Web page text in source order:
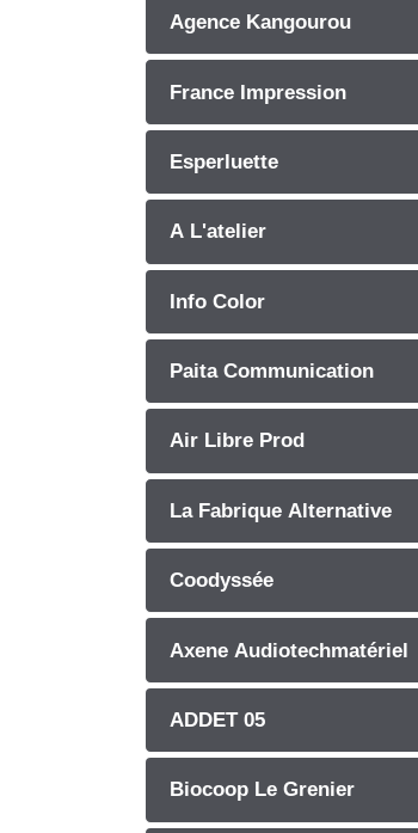
Agence Kangourou
France Impression
Esperluette
A L'atelier
Info Color
Paita Communication
Air Libre Prod
La Fabrique Alternative
Coodyssée
Axene Audiotechmatériel
ADDET 05
Biocoop Le Grenier